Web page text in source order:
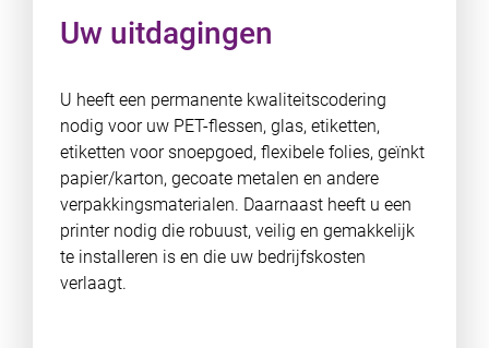
Uw uitdagingen
U heeft een permanente kwaliteitscodering
nodig voor uw PET-flessen, glas, etiketten,
etiketten voor snoepgoed, flexibele folies, geïnkt
papier/karton, gecoate metalen en andere
verpakkingsmaterialen. Daarnaast heeft u een
printer nodig die robuust, veilig en gemakkelijk
te installeren is en die uw bedrijfskosten
verlaagt.